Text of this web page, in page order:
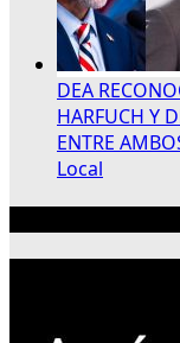
DEA
HARFUCH Y
ENTRE
Local